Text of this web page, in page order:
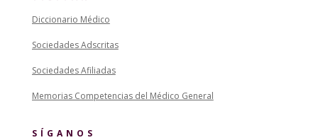
Diccionario Médico
Sociedades Adscritas
Sociedades Afiliadas
Memorias Competencias del Médico General
SÍGANOS